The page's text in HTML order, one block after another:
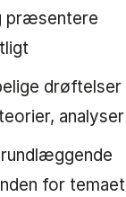
præsentere
drøftelser
analyser
for temaet